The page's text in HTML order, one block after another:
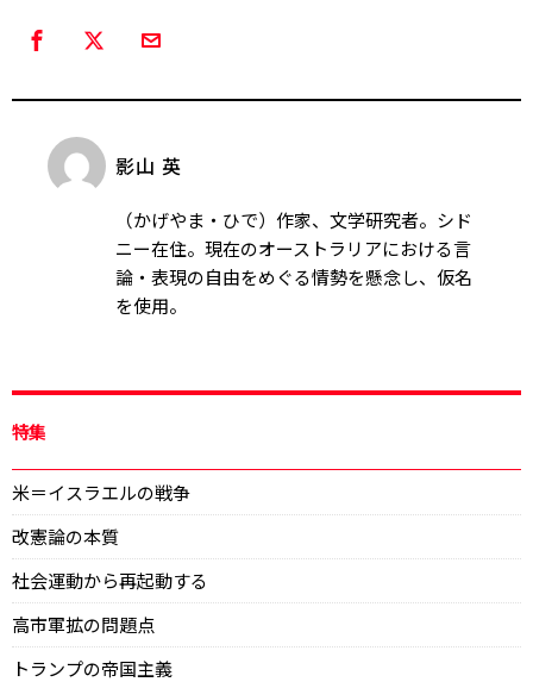
影山 英
（かげやま・ひで）作家、文学研究者。シド
ニー在住。現在のオーストラリアにおける言
論・表現の自由をめぐる情勢を懸念し、仮名
を使用。
特集
米＝イスラエルの戦争
改憲論の本質
社会運動から再起動する
高市軍拡の問題点
トランプの帝国主義